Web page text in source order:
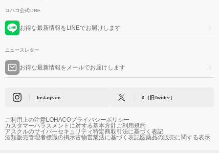
ロハコ公式LINE
お得な最新情報をLINEでお届けします
ニュースレター
お得な最新情報をメールでお届けします
Instagram X（旧Twitter）
ご利用上の注意LOHACOプライバシーポリシー
カスタマーハラスメントに対する基本方針ご利用規約
アスクルのサイバーセキュリティ特定商取引法に基づく表記
酒類販売管理者標識の掲示古物営業法に基づく表記医薬品の販売に関する表示